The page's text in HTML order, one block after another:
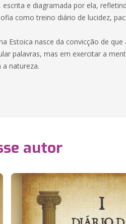
escrita e diagramada por ela,
como treino diário de lucidez,
Estoica nasce da convicção de
palavras, mas em exercitar a
natureza.
autor